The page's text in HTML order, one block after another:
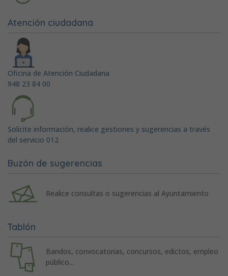
Atención ciudadana
Oficina de Atención Ciudadana
948 23 84 00
Solicite información, realice gestiones y sugerencias a través
del servicio 012
Buzón de sugerencias
Realice consultas o sugerencias al Ayuntamiento
Tablón
Bandos, convocatorias, concursos, edictos, empleo
público...